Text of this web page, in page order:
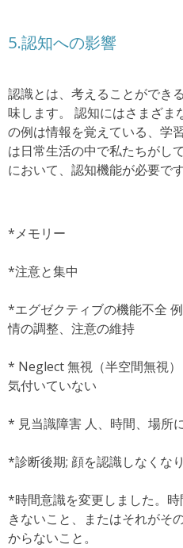
5.認知への影響
認識とは、考えることができ
味します。
認知にはさまざま
の例は情報を覚えている、学
は日常生活の中で私たちがし
において、認知機能が必要です
*メモリー
*注意と集中
*エグゼクティブの機能不全
情の調整、注意の維持
* Neglect 無視（半空間無視）
気付いていない
* 見当識障害 人、時間、場所
*診断後期; 顔を認識しなくな
*時間意識を変更しました。
きないこと、またはそれがそ
からないこと。